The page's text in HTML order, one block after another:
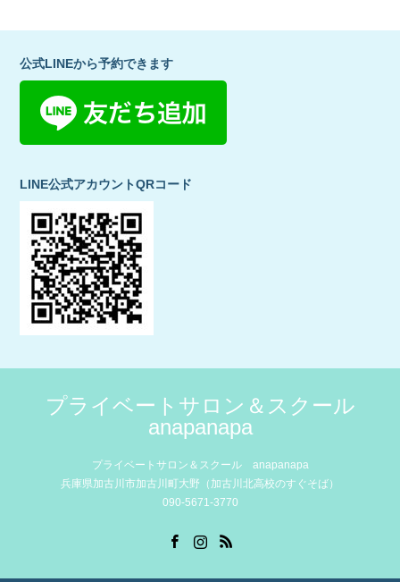
公式LINEから予約できます
LINE公式アカウントQRコード
プライベートサロン＆スクール
anapanapa
プライベートサロン＆スクール anapanapa
兵庫県加古川市加古川町大野（加古川北高校のすぐそば）
090-5671-3770